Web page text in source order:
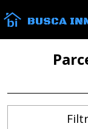
BUSCA